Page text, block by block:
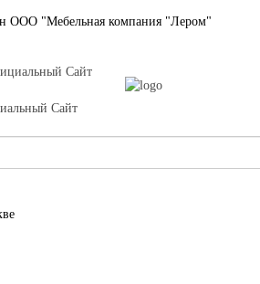
ООО "Мебельная компания "Лером"
Сайт